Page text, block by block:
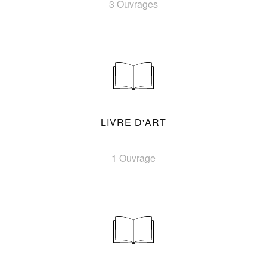
3 Ouvrages
LIVRE D'ART
1 Ouvrage